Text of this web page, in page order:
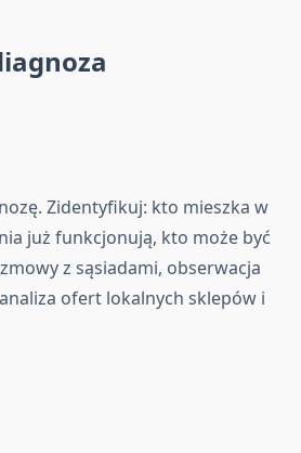
Zidentyfikuj: kto mieszka w
już funkcjonują, kto może być
z sąsiadami, obserwacja
ofert lokalnych sklepów i